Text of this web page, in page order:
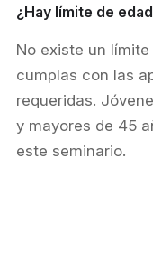
¿Hay límite de
No existe un
cumplas con las
requeridas.
y mayores de 45
este seminario.